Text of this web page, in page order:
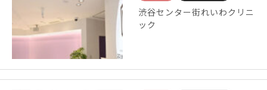
渋谷センター街れいわクリニ
ック